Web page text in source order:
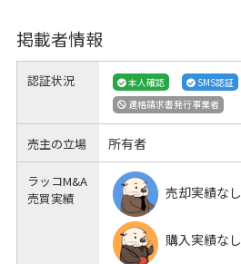
掲載者情報
認証状況 本人確認
SMS認証
適格請求書発行事業者
売主の立場 所有者
ラッコM&A
売買実績
売却実績なし
購入実績なし